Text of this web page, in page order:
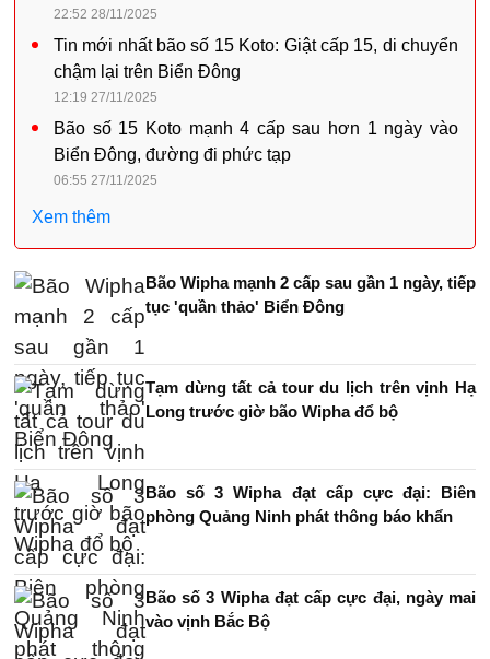
22:52 28/11/2025
Tin mới nhất bão số 15 Koto: Giật cấp 15, di chuyển
chậm lại trên Biển Đông
12:19 27/11/2025
Bão số 15 Koto mạnh 4 cấp sau hơn 1 ngày vào
Biển Đông, đường đi phức tạp
06:55 27/11/2025
Xem thêm
Bão Wipha mạnh 2 cấp sau gần 1 ngày, tiếp
tục 'quần thảo' Biển Đông
Tạm dừng tất cả tour du lịch trên vịnh Hạ
Long trước giờ bão Wipha đổ bộ
Bão số 3 Wipha đạt cấp cực đại: Biên
phòng Quảng Ninh phát thông báo khẩn
Bão số 3 Wipha đạt cấp cực đại, ngày mai
vào vịnh Bắc Bộ